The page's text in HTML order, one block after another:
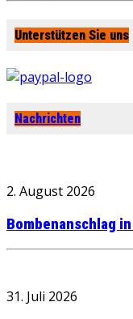
Unterstützen Sie uns
Nachrichten
2. August 2026
Bombenanschlag
31. Juli 2026